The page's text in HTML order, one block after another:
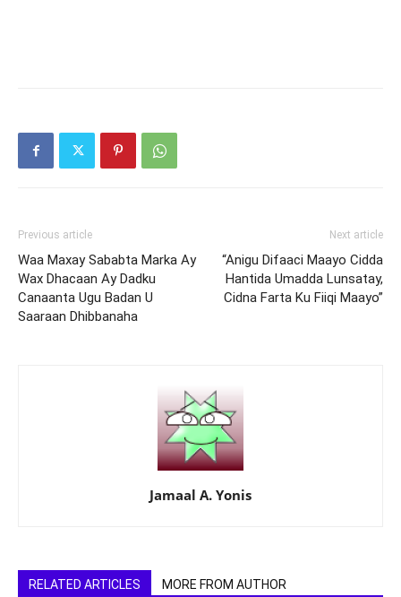
Previous article
Waa Maxay Sababta Marka Ay
Wax Dhacaan Ay Dadku
Canaanta Ugu Badan U
Saaraan Dhibbanaha
Next article
“Anigu Difaaci Maayo Cidda
Hantida Umadda Lunsatay,
Cidna Farta Ku Fiiqi Maayo”
Jamaal A. Yonis
RELATED ARTICLES MORE FROM AUTHOR